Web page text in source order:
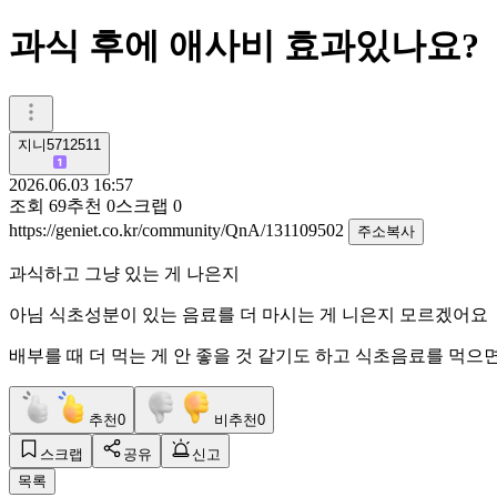
과식 후에 애사비 효과있나요?
지니5712511
2026.06.03 16:57
조회 69추천 0스크랩 0
https://geniet.co.kr/community/QnA/131109502
주소복사
과식하고 그냥 있는 게 나은지
아님 식초성분이 있는 음료를 더 마시는 게 니은지 모르겠어요
배부를 때 더 먹는 게 안 좋을 것 같기도 하고 식초음료를 먹으
추천0 비추천0
스크랩 공유
신고
목록